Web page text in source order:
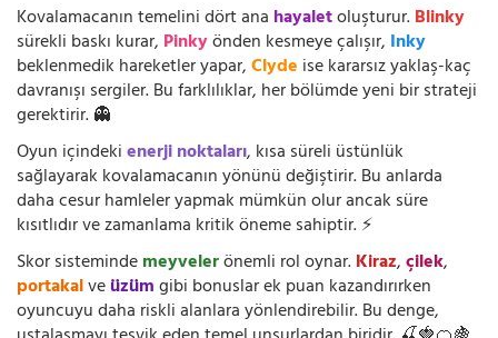
Kovalamacanın temelini dört ana hayaletoluşturur.Blinky
sürekli baskı kurar, Pinkyönden kesmeye çalışır, Inky
beklenmedik hareketler yapar,Clyde ise kararsız yaklaş-kaç
davranışı sergiler. Bu farklılıklar, her bölümde yeni bir strateji
gerektirir. 👻
Oyun içindekienerji noktaları, kısa süreli üstünlük
sağlayarak kovalamacanın yönünü değiştirir. Bu anlarda
daha cesur hamleler yapmak mümkün olur ancak süre
kısıtlıdır ve zamanlama kritik öneme sahiptir. ⚡
Skor sistemindemeyvelerönemli rol oynar.Kiraz,çilek,
portakalveüzümgibi bonuslar ek puan kazandırırken
oyuncuyu daha riskli alanlara yönlendirebilir. Bu denge,